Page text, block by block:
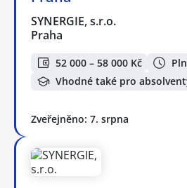
SYNERGIE, s.r.o.
Praha
52 000 – 58 000 Kč
Vhodné také pro
Zveřejněno: 7. srpna